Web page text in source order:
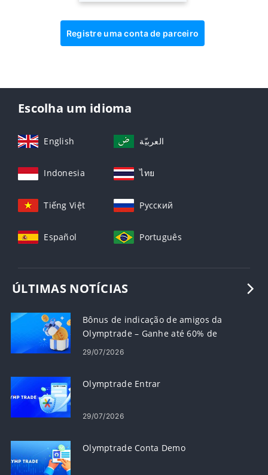
Registre uma conta de parceiro
Escolha um idioma
English العربيّة
Indonesia ไทย
Tiếng Việt Русский
Español Português
ÚLTIMAS NOTÍCIAS
Bônus de indicação de amigos da
Olymptrade – Ganhe até 60% de
comissão sobre indicações
29/07/2026
Olymptrade Entrar
29/07/2026
Olymptrade Conta Demo